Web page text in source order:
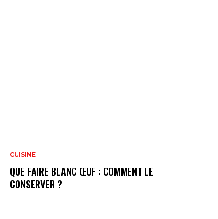
CUISINE
QUE FAIRE BLANC ŒUF : COMMENT LE
CONSERVER ?